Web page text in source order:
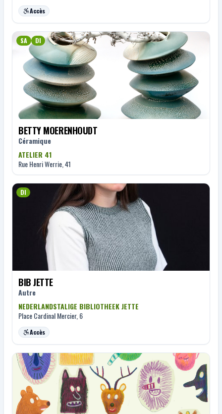
Accès
SA DI
BETTY MOERENHOUDT
Céramique
ATELIER 41
Rue Henri Werrie, 41
DI
BIB JETTE
Autre
NEDERLANDSTALIGE BIBLIOTHEEK JETTE
Place Cardinal Mercier, 6
Accès